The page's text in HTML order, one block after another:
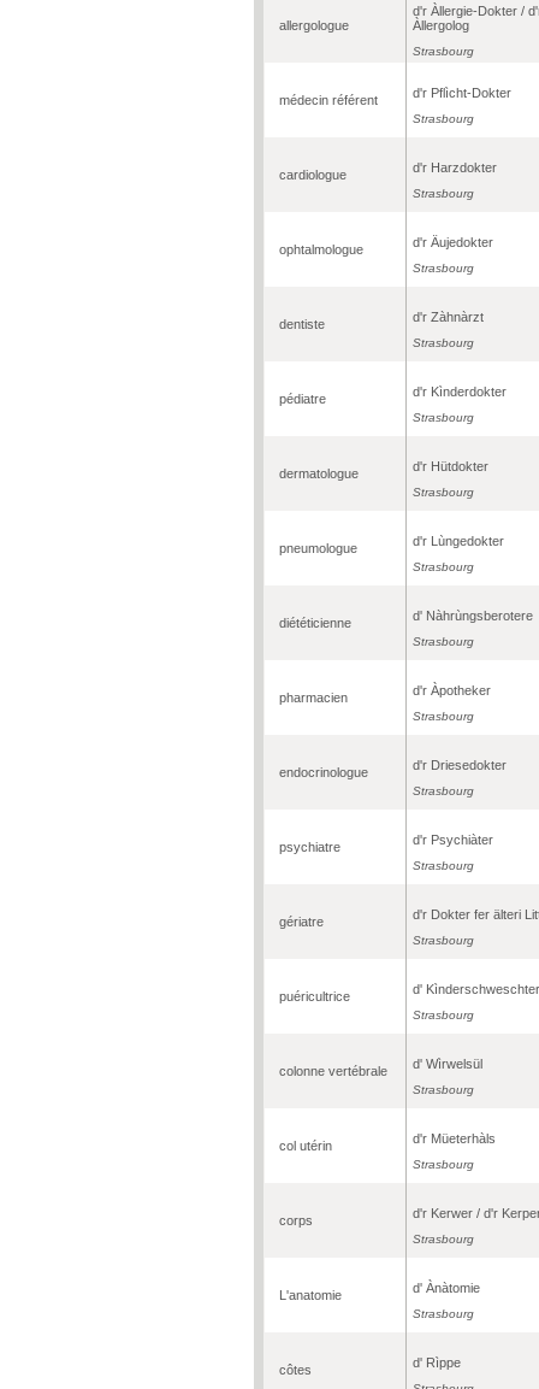
allergologue
d'r Àllergie-Dokter /
Àllergolog
Strasbourg
médecin référent d'r Pflìcht-Dokter
Strasbourg
cardiologue d'r Harzdokter
Strasbourg
ophtalmologue d'r Äujedokter
Strasbourg
dentiste d'r Zàhnàrzt
Strasbourg
pédiatre d'r Kìnderdokter
Strasbourg
dermatologue d'r Hütdokter
Strasbourg
pneumologue d'r Lùngedokter
Strasbourg
diététicienne d' Nàhrùngsberotere
Strasbourg
pharmacien d'r Àpotheker
Strasbourg
endocrinologue d'r Driesedokter
Strasbourg
psychiatre d'r Psychiàter
Strasbourg
gériatre d'r Dokter fer älteri
Strasbourg
puéricultrice d' Kìnderschweschter
Strasbourg
colonne vertébrale d' Wìrwelsül
Strasbourg
col utérin d'r Müeterhàls
Strasbourg
corps d'r Kerwer / d'r
Strasbourg
L'anatomie d' Ànàtomie
Strasbourg
côtes d' Rìppe